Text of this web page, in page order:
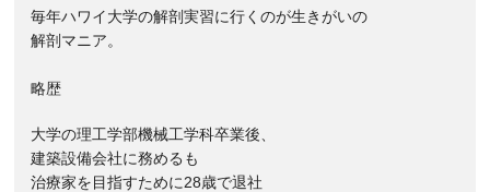
毎年ハワイ大学の解剖実習に行くのが生きがいの
解剖マニア。
略歴
大学の理工学部機械工学科卒業後、
建築設備会社に務めるも
治療家を目指すために28歳で退社